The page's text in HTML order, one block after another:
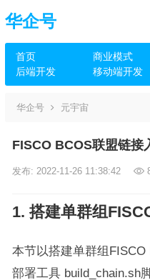
华企号
首页 商业模式
后端开发
移动端开发
华企号 元宇宙
FISCO BCOS联盟链接
发布: 2022-11-26 11:38:42
1. 搭建单群组
本节以搭建单群组
部署工具 build_chain.sh